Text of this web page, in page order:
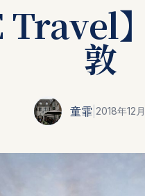
Travel
敦
童霏 2018年12